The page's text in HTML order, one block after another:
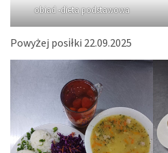
obiad -dieta podstawowa
Powyżej posiłki 22.09.2025